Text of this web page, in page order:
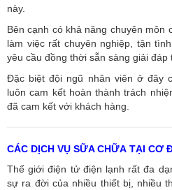
này.
Bên cạnh có khả năng chuyên môn
làm việc rất chuyên nghiệp, tận
yêu cầu đồng thời sẵn sàng giải đáp
Đặc biệt đội ngũ nhân viên ở đây
luôn cam kết hoàn thành trách
đã cam kết với khách hàng.
CÁC DỊCH VỤ SỮA CHỮA TẠI CƠ
Thế giới điện tử điện lạnh rất đa
sự ra đời của nhiều thiết bị, nhiều